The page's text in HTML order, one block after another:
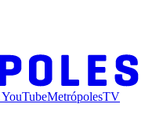
YouTubeMetrópolesTV